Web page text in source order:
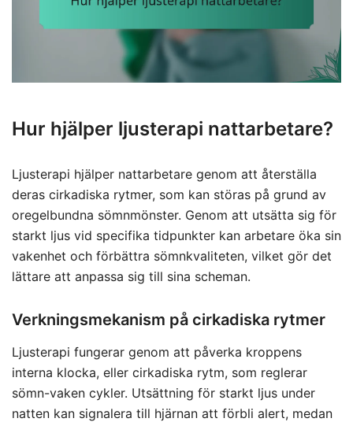
Hur hjälper ljusterapi nattarbetare?
Ljusterapi hjälper nattarbetare genom att återställa
deras cirkadiska rytmer, som kan störas på grund av
oregelbundna sömnmönster. Genom att utsätta sig för
starkt ljus vid specifika tidpunkter kan arbetare öka sin
vakenhet och förbättra sömnkvaliteten, vilket gör det
lättare att anpassa sig till sina scheman.
Verkningsmekanism på cirkadiska rytmer
Ljusterapi fungerar genom att påverka kroppens
interna klocka, eller cirkadiska rytm, som reglerar
sömn-vaken cykler. Utsättning för starkt ljus under
natten kan signalera till hjärnan att förbli alert, medan